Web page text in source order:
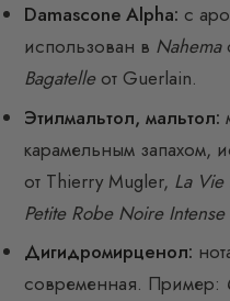
Damascone Alpha: с
использован в Nahema
Bagatelleот Guerlain.
Этилмальтол, мальтол:
карамельным запахом,
от Thierry Mugler, La Vie
Petite Robe Noire Intense
Дигидромирценол:
современная. Пример: